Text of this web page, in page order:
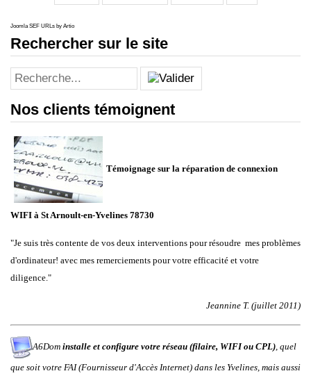
Joomla SEF URLs by Artio
Rechercher sur le site
Nos clients témoignent
Témoignage sur la réparation de connexion
WIFI à St Arnoult-en-Yvelines 78730
"Je suis très contente de vos deux interventions pour résoudre mes problèmes
d'ordinateur! avec mes remerciements pour votre efficacité et votre
diligence."
Jeannine T. (juillet 2011)
A6Dom installe et configure votre réseau (filaire, WIFI ou CPL) , quel
que soit votre FAI (Fournisseur d'Accès Internet) dans les Yvelines , mais aussi